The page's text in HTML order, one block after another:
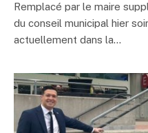
Remplacé par le maire
du conseil municipal hier
actuellement dans la…